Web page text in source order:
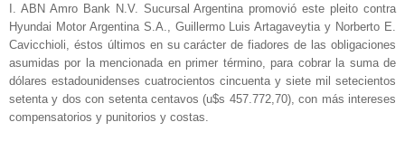
I. ABN Amro Bank N.V. Sucursal Argentina promovió este pleito contra
Hyundai Motor Argentina S.A., Guillermo Luis Artagaveytia y Norberto E.
Cavicchioli, éstos últimos en su carácter de fiadores de las obligaciones
asumidas por la mencionada en primer término, para cobrar la suma de
dólares estadounidenses cuatrocientos cincuenta y siete mil setecientos
setenta y dos con setenta centavos (u$s 457.772,70), con más intereses
compensatorios y punitorios y costas.